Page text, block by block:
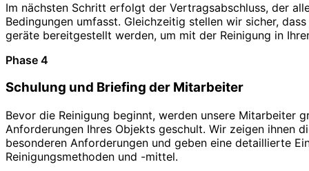
Im nächsten Schritt erfolgt der Vertragsabschluss, der
Bedingungen umfasst. Gleichzeitig stellen wir sicher,
geräte bereitgestellt werden, um mit der Reinigung in
Phase 4
Schulung und Briefing der Mitarbeiter
Bevor die Reinigung beginnt, werden unsere Mitarbeiter
Anforderungen Ihres Objekts geschult. Wir zeigen ihnen
besonderen Anforderungen und geben eine detaillierte
Reinigungsmethoden und -mittel.